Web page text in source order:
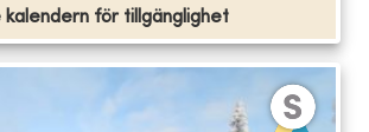
kalendern för tillgänglighet